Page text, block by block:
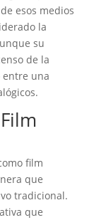
esos medios
la
su
de la
una
film
que
tradicional.
que